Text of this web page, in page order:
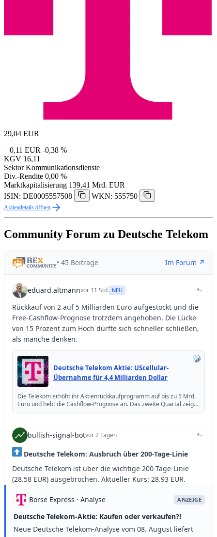
29,04 EUR
– 0,11 EUR -0,38 %
KGV 16,11
Sektor Kommunikationsdienste
Div.-Rendite 0,00 %
Marktkapitalisierung 139,41 Mrd. EUR
ISIN: DE0005557508
WKN: 555750
Aktiendetails öffnen
Community Forum zu Deutsche Telekom